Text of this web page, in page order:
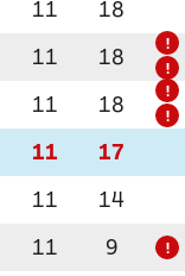
11 18
11 18
!
!
11 18
!
!
11 17
11 14
11 9 !